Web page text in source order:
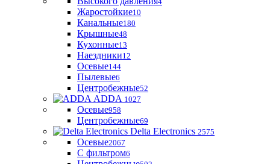
Жаростойкие10
Канальные180
Крышные48
Кухонные13
Наездники12
Осевые144
Пылевые6
Центробежные52
ADDA 1027
Осевые958
Центробежные69
Delta Electronics 2575
Осевые2067
С фильтром6